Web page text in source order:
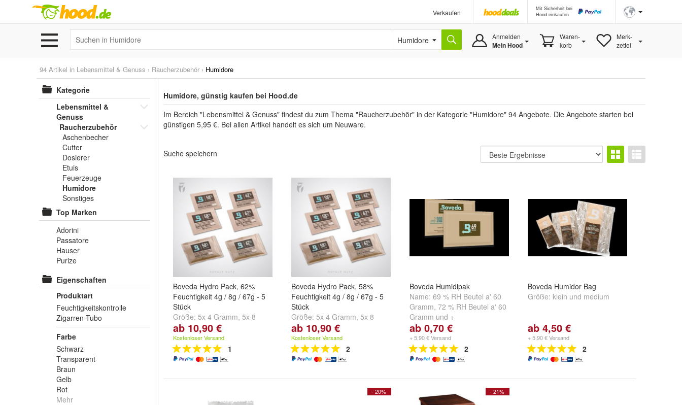
Verkaufen
Mit Sicherheit bei
Hood einkaufen
Humidore Anmelden
Mein Hood
Waren-
korb
Merk-
zettel
94 Artikel in Lebensmittel & Genuss › Raucherzubehör › Humidore
Kategorie
Lebensmittel &
Genuss
Raucherzubehör
Aschenbecher
Cutter
Dosierer
Etuis
Feuerzeuge
Humidore
Sonstiges
Top Marken
Adorini
Passatore
Hauser
Purize
Eigenschaften
Produktart
Feuchtigkeitskontrolle
Zigarren-Tubo
Farbe
Schwarz
Transparent
Braun
Gelb
Rot
Mehr
Humidore, günstig kaufen bei Hood.de
Im Bereich "Lebensmittel & Genuss" findest du zum Thema "Raucherzubehör" in der Kategorie "Humidore" 94 Angebote. Die Angebote starten bei
günstigen 5,95 €. Bei allen Artikel handelt es sich um Neuware.
Suche speichern
Boveda Hydro Pack, 62%
Feuchtigkeit 4g / 8g / 67g - 5
Stück
Größe: 5x 4 Gramm, 5x 8
Grammund 5x 67 Gramm
ab 10,90 €
Kostenloser Versand
1
Boveda Hydro Pack, 58%
Feuchtigkeit 4g / 8g / 67g - 5
Stück
Größe: 5x 4 Gramm, 5x 8
Grammund 5x 67 Gramm
ab 10,90 €
Kostenloser Versand
2
Boveda Humidipak
Name: 69 % RH Beutel a' 60
Gramm, 72 % RH Beutel a' 60
Gramm und +
ab 0,70 €
+ 5,90 € Versand
2
Boveda Humidor Bag
Größe: klein und medium
ab 4,50 €
+ 5,90 € Versand
2
- 20% - 21%